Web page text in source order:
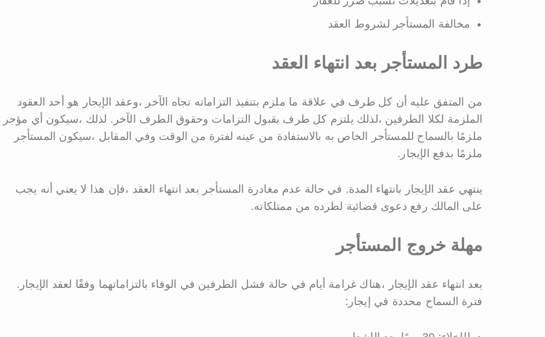
مخالفة المستأجر لشروط العقد
طرد المستأجر بعد انتهاء العقد
من المتفق عليه أن كل طرف في علاقة ما ملزم بتنفيذ التزاماته تجاه الآخر ،وعقد الإيجار هو أحد العقود
الملزمة لكلا الطرفين ،لذلك يلتزم كل طرف بقبول التزامات وحقوق الطرف الآخر. لذلك ،سيكون أي مؤجر
ملزمًا بالسماح للمستأجر الخاص به بالاستفادة من عينه لفترة من الوقت وفي المقابل ،سيكون المستأجر
ملزمًا بدفع الإيجار.
ينتهي عقد الإيجار بانتهاء المدة. في حالة عدم مغادرة المستأجر بعد انتهاء العقد ،فإن هذا لا يعني أنه يجب
على المالك رفع دعوى قضائية لطرده من ممتلكاته.
مهلة خروج المستأجر
بعد انتهاء عقد الإيجار ،هناك غرامة أيام في حالة فشل الطرفين في الوفاء بالتزاماتهما وفقًا لعقد الإيجار.
فترة السماح محددة في إيجار: